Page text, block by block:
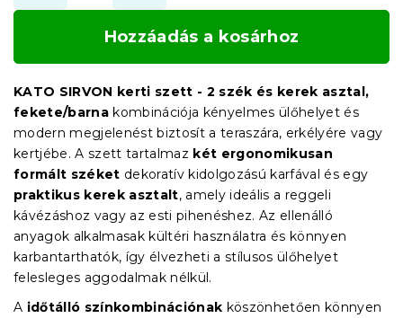
Hozzáadás a kosárhoz
KATO SIRVON kerti szett - 2 szék és kerek asztal,
fekete/barna kombinációja kényelmes ülőhelyet és
modern megjelenést biztosít a teraszára, erkélyére vagy
kertjébe. A szett tartalmaz két ergonomikusan
formált széket dekoratív kidolgozású karfával és egy
praktikus kerek asztalt, amely ideális a reggeli
kávézáshoz vagy az esti pihenéshez. Az ellenálló
anyagok alkalmasak kültéri használatra és könnyen
karbantarthatók, így élvezheti a stílusos ülőhelyet
felesleges aggodalmak nélkül.
A időtálló színkombinációnak köszönhetően könnyen